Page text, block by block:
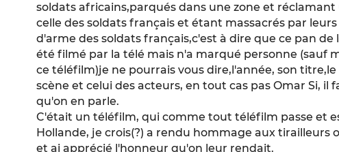
soldats africains,parqués dans une zone et réclamant
celle des soldats français et étant massacrés par
d'arme des soldats français,c'est à dire que ce pan
été filmé par la télé mais n'a marqué personne (sauf
ce téléfilm)je ne pourrais vous dire,l'année, son
scène et celui des acteurs, en tout cas pas Omar Si, il
qu'on en parle.
C'était un téléfilm, qui comme tout téléfilm passe et
Hollande, je crois(?) a rendu hommage aux tirailleurs
et ai apprécié l'honneur qu'on leur rendait.